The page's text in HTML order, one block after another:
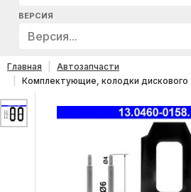
ВЕРСИЯ
Версия...
Главная
Автозапчасти
Комплектующие, колодки дискового